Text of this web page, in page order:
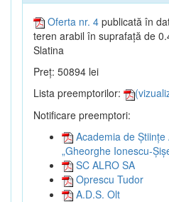
Oferta nr. 4 publicată în
teren arabil în suprafață de
Slatina
Preț: 50894 lei
Lista preemptorilor:
Notificare preemptori:
Academia de
„Gheorghe Ionescu-
SC ALRO SA
Oprescu Tudor
A.D.S. Olt